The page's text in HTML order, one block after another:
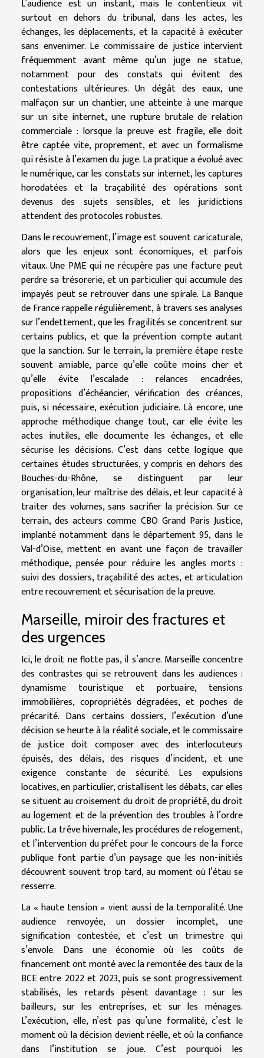
L’audience est un instant, mais le contentieux vit
surtout en dehors du tribunal, dans les actes, les
échanges, les déplacements, et la capacité à exécuter
sans envenimer. Le commissaire de justice intervient
fréquemment avant même qu’un juge ne statue,
notamment pour des constats qui évitent des
contestations ultérieures. Un dégât des eaux, une
malfaçon sur un chantier, une atteinte à une marque
sur un site internet, une rupture brutale de relation
commerciale : lorsque la preuve est fragile, elle doit
être captée vite, proprement, et avec un formalisme
qui résiste à l’examen du juge. La pratique a évolué avec
le numérique, car les constats sur internet, les captures
horodatées et la traçabilité des opérations sont
devenus des sujets sensibles, et les juridictions
attendent des protocoles robustes.
Dans le recouvrement, l’image est souvent caricaturale,
alors que les enjeux sont économiques, et parfois
vitaux. Une PME qui ne récupère pas une facture peut
perdre sa trésorerie, et un particulier qui accumule des
impayés peut se retrouver dans une spirale. La Banque
de France rappelle régulièrement, à travers ses analyses
sur l’endettement, que les fragilités se concentrent sur
certains publics, et que la prévention compte autant
que la sanction. Sur le terrain, la première étape reste
souvent amiable, parce qu’elle coûte moins cher et
qu’elle évite l’escalade : relances encadrées,
propositions d’échéancier, vérification des créances,
puis, si nécessaire, exécution judiciaire. Là encore, une
approche méthodique change tout, car elle évite les
actes inutiles, elle documente les échanges, et elle
sécurise les décisions. C’est dans cette logique que
certaines études structurées, y compris en dehors des
Bouches-du-Rhône, se distinguent par leur
organisation, leur maîtrise des délais, et leur capacité à
traiter des volumes, sans sacrifier la précision. Sur ce
terrain, des acteurs comme CBO Grand Paris Justice,
implanté notamment dans le département 95, dans le
Val-d’Oise, mettent en avant une façon de travailler
méthodique, pensée pour réduire les angles morts :
suivi des dossiers, traçabilité des actes, et articulation
entre recouvrement et sécurisation de la preuve.
Marseille, miroir des fractures et
des urgences
Ici, le droit ne flotte pas, il s’ancre. Marseille concentre
des contrastes qui se retrouvent dans les audiences :
dynamisme touristique et portuaire, tensions
immobilières, copropriétés dégradées, et poches de
précarité. Dans certains dossiers, l’exécution d’une
décision se heurte à la réalité sociale, et le commissaire
de justice doit composer avec des interlocuteurs
épuisés, des délais, des risques d’incident, et une
exigence constante de sécurité. Les expulsions
locatives, en particulier, cristallisent les débats, car elles
se situent au croisement du droit de propriété, du droit
au logement et de la prévention des troubles à l’ordre
public. La trêve hivernale, les procédures de relogement,
et l’intervention du préfet pour le concours de la force
publique font partie d’un paysage que les non-initiés
découvrent souvent trop tard, au moment où l’étau se
resserre.
La « haute tension » vient aussi de la temporalité. Une
audience renvoyée, un dossier incomplet, une
signification contestée, et c’est un trimestre qui
s’envole. Dans une économie où les coûts de
financement ont monté avec la remontée des taux de la
BCE entre 2022 et 2023, puis se sont progressivement
stabilisés, les retards pèsent davantage : sur les
bailleurs, sur les entreprises, et sur les ménages.
L’exécution, elle, n’est pas qu’une formalité, c’est le
moment où la décision devient réelle, et où la confiance
dans l’institution se joue. C’est pourquoi les